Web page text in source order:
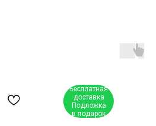
Бесплатная
доставка
Подложка
в подарок